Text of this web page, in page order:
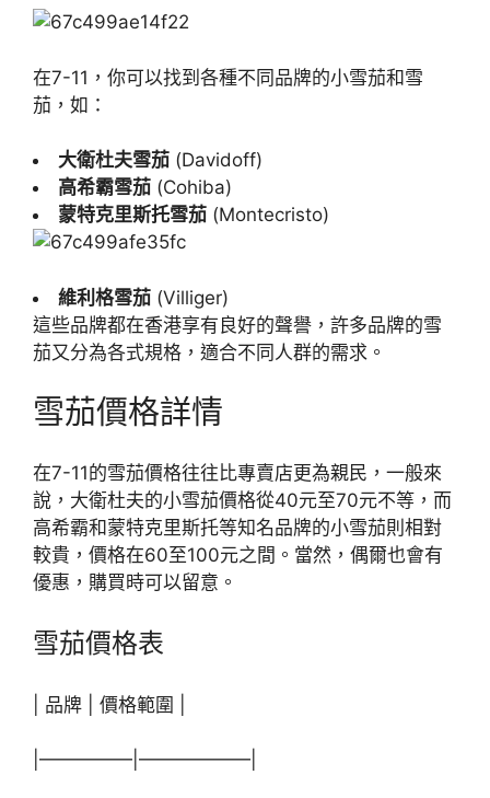
在7-11，你可以找到各種不同品牌的小雪茄和雪
茄，如：
大衛杜夫雪茄 (Davidoff)
高希霸雪茄 (Cohiba)
蒙特克里斯托雪茄 (Montecristo)
維利格雪茄 (Villiger)
這些品牌都在香港享有良好的聲譽，許多品牌的雪
茄又分為各式規格，適合不同人群的需求。
雪茄價格詳情
在7-11的雪茄價格往往比專賣店更為親民，一般來
說，大衛杜夫的小雪茄價格從40元至70元不等，而
高希霸和蒙特克里斯托等知名品牌的小雪茄則相對
較貴，價格在60至100元之間。當然，偶爾也會有
優惠，購買時可以留意。
雪茄價格表
| 品牌 | 價格範圍 |
|—————|——————|